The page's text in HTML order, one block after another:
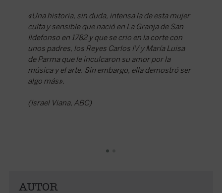
«Una historia, sin duda, intensa la de esta mujer
culta y sensible que nació en La Granja de San
Ildefonso en 1782 y que se crio en la corte con
unos padres, los Reyes Carlos IV y María Luisa
de Parma que le inculcaron su amor por la
música y el arte. Sin embargo, ella demostró ser
algo más».
(Israel Viana, ABC)
AUTOR